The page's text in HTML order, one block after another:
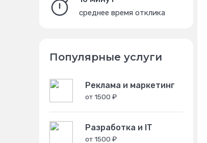
среднее время отклика
Популярные услуги
Реклама и маркетинг
от 1500 ₽
Разработка и IT
от 1500 ₽